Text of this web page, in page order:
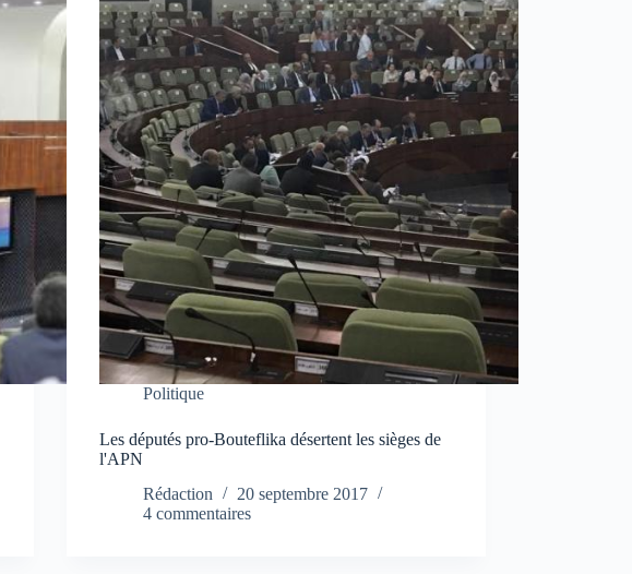
Politique
Les députés pro-Bouteflika désertent les sièges de
l'APN
Rédaction
20 septembre 2017
4 commentaires